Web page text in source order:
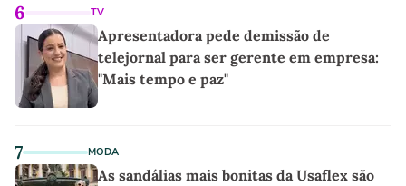
6 TV
Apresentadora pede demissão de
telejornal para ser gerente em empresa:
"Mais tempo e paz"
7 MODA
As sandálias mais bonitas da Usaflex são